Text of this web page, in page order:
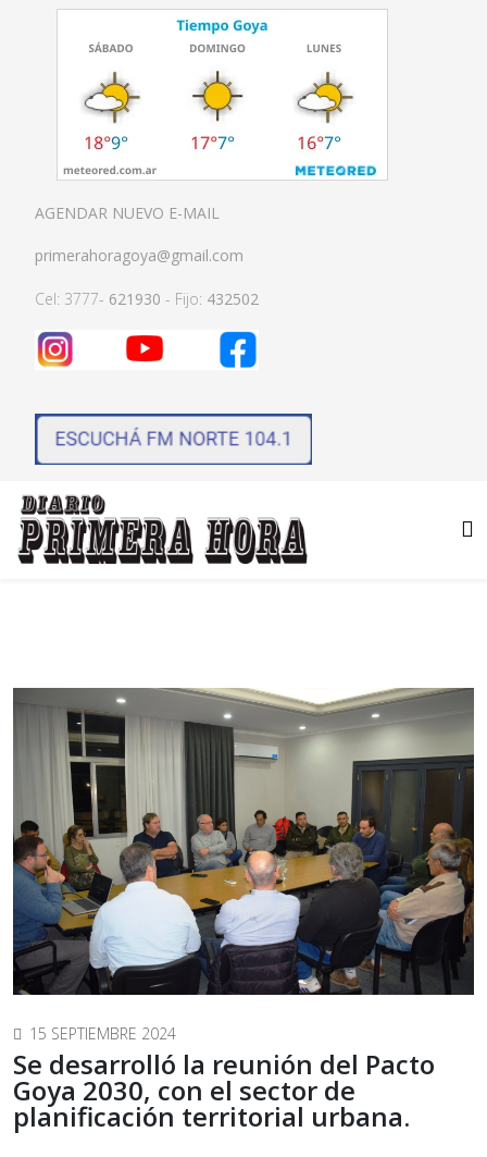
AGENDAR NUEVO E-MAIL
primerahoragoya@gmail.com
Cel: 3777- 621930 - Fijo: 432502
15 SEPTIEMBRE 2024
Se desarrolló la reunión del Pacto
Goya 2030, con el sector de
planificación territorial urbana.